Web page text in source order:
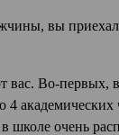
вы
вас. Во-
4
школе очень